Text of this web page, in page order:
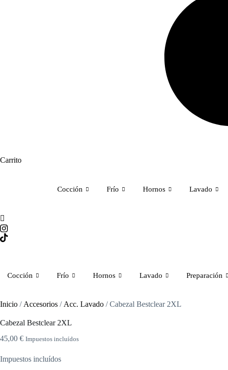
Carrito
Cocción Frío Hornos Lavado
Cocción Frío Hornos Lavado Preparación
Inicio / Accesorios / Acc. Lavado / Cabezal Bestclear 2XL
Cabezal Bestclear 2XL
45,00 € Impuestos incluídos
Impuestos incluídos